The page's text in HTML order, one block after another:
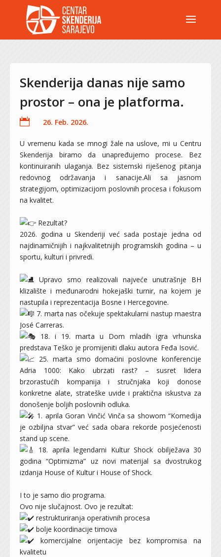
Skenderija danas nije samo
prostor – ona je platforma.
 26. Feb. 2026.
U vremenu kada se mnogi žale na uslove, mi u Centru
Skenderija biramo da unapređujemo procese. Bez
kontinuiranih ulaganja. Bez sistemski riješenog pitanja
redovnog održavanja i sanacije.Ali sa jasnom
strategijom, optimizacijom poslovnih procesa i fokusom
na kvalitet.
Rezultat?
2026. godina u Skenderiji već sada postaje jedna od
najdinamičnijih i najkvalitetnijih programskih godina – u
sportu, kulturi i privredi.
Upravo smo realizovali najveće unutrašnje BH
klizalište i međunarodni hokejaški turnir, na kojem je
nastupila i reprezentacija Bosne i Hercegovine.
7. marta nas očekuje spektakularni nastup maestra
José Carreras.
18. i 19. marta u Dom mladih igra vrhunska
predstava Teško je promijeniti dlaku autora Feđa Isović.
25. marta smo domaćini poslovne konferencije
Adria 1000: Kako ubrzati rast? – susret lidera
brzorastućih kompanija i stručnjaka koji donose
konkretne alate, strateške uvide i praktična iskustva za
donošenje boljih poslovnih odluka.
1. aprila Goran Vinčić Vinča sa showom “Komedija
je ozbiljna stvar” već sada obara rekorde posjećenosti
stand up scene.
18. aprila legendarni Kultur Shock obilježava 30
godina “Optimizma” uz novi materijal sa dvostrukog
izdanja House of Kultur i House of Shock.
I to je samo dio programa.
Ovo nije slučajnost. Ovo je rezultat:
restrukturiranja operativnih procesa
bolje koordinacije timova
komercijalne orijentacije bez kompromisa na
kvalitetu